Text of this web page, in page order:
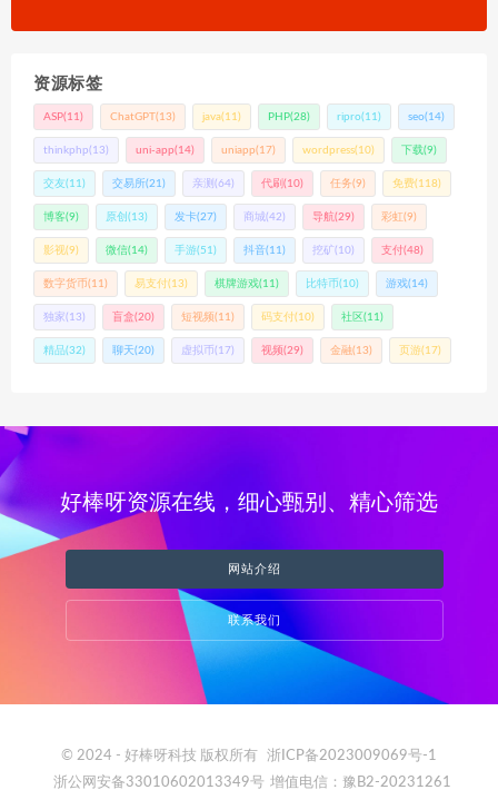
资源标签
ASP(11) ChatGPT(13) java(11) PHP(28) ripro(11) seo(14)
thinkphp(13) uni-app(14) uniapp(17) wordpress(10) 下载(9)
交友(11) 交易所(21) 亲测 (64) 代刷 (10) 任务(9) 免费(118)
博客(9) 原创 (13) 发卡(27) 商城(42) 导航(29) 彩虹(9)
影视(9) 微信(14) 手游(51) 抖音(11) 挖矿(10) 支付(48)
数字货币(11) 易支付(13) 棋牌游戏(11) 比特币(10) 游戏(14)
独家(13) 盲盒(20) 短视频(11) 码支付(10) 社区(11)
精品(32) 聊天(20) 虚拟币(17) 视频(29) 金融(13) 页游(17)
好棒呀资源在线，细心甄别、精心筛选
网站介绍
联系我们
© 2024 - 好棒呀科技 版权所有
浙ICP备2023009069号-1
浙公网安备33010602013349号 增值电信：豫B2-20231261